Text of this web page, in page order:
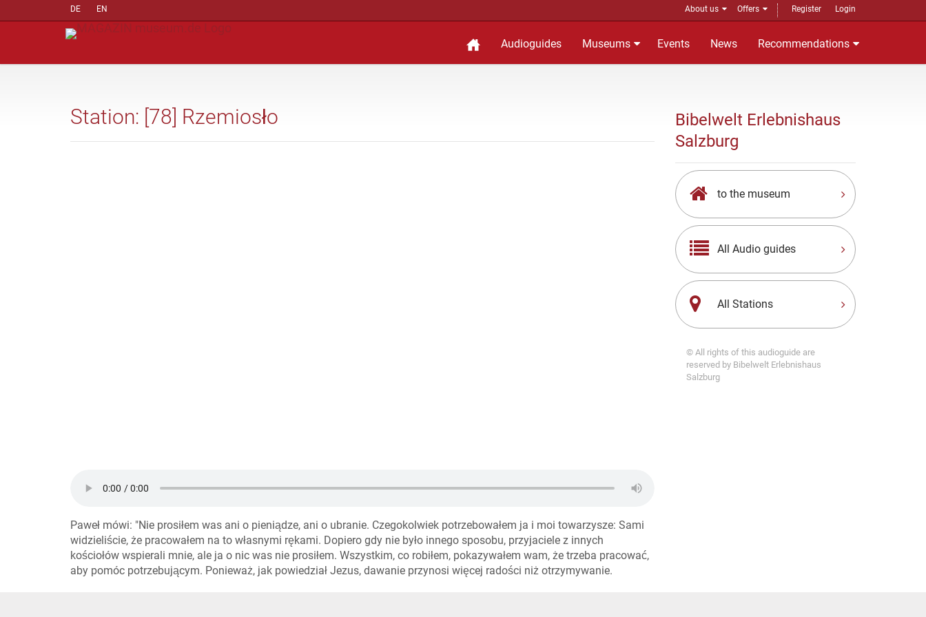
DE EN About us Offers Register Login
Audioguides Museums Events News Recommendations
Station: [78] Rzemiosło
Paweł mówi: "Nie prosiłem was ani o pieniądze, ani o ubranie. Czegokolwiek potrzebowałem ja i moi towarzysze: Sami
widzieliście, że pracowałem na to własnymi rękami. Dopiero gdy nie było innego sposobu, przyjaciele z innych
kościołów wspierali mnie, ale ja o nic was nie prosiłem. Wszystkim, co robiłem, pokazywałem wam, że trzeba pracować,
aby pomóc potrzebującym. Ponieważ, jak powiedział Jezus, dawanie przynosi więcej radości niż otrzymywanie.
Bibelwelt Erlebnishaus
Salzburg
to the museum
All Audio guides
All Stations
© All rights of this audioguide are
reserved by Bibelwelt Erlebnishaus
Salzburg